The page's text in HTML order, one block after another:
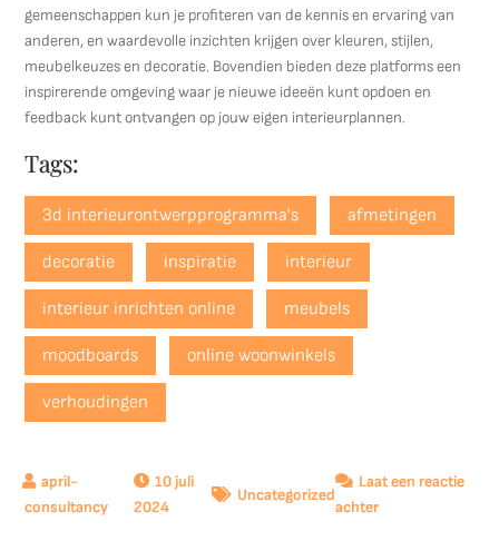
gemeenschappen kun je profiteren van de kennis en ervaring van
anderen, en waardevolle inzichten krijgen over kleuren, stijlen,
meubelkeuzes en decoratie. Bovendien bieden deze platforms een
inspirerende omgeving waar je nieuwe ideeën kunt opdoen en
feedback kunt ontvangen op jouw eigen interieurplannen.
Tags:
3d interieurontwerpprogramma's afmetingen
decoratie inspiratie interieur
interieur inrichten online meubels
moodboards online woonwinkels
verhoudingen
10 juli
2024
Uncategorized
Laat een reactie
achterop